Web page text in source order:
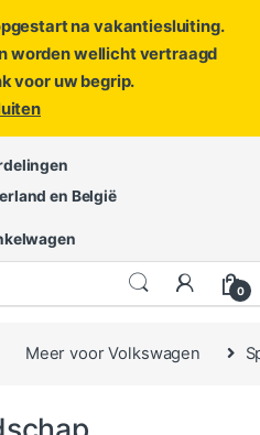
na vakantiesluiting.
worden wellicht vertraagd
voor uw begrip.
een ticket
en België
0
Meer voor Volkswagen